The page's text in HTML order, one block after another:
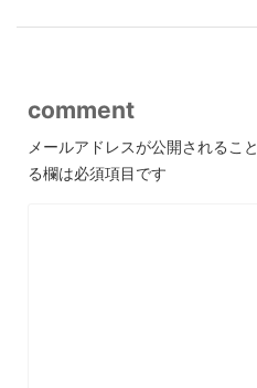
comment
メールアドレスが公開されるこ
る欄は必須項目です